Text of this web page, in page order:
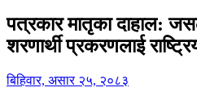
पत्रकार मातृका दाहाल:
शरणार्थी प्रकरणलाई
बिहिवार, असार २५, २०८३